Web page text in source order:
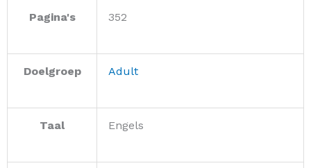
Pagina's 352
Doelgroep Adult
Taal Engels